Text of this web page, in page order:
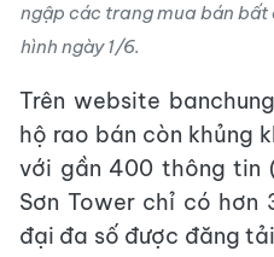
ngập các trang mua bán bất
hình ngày 1/6.
Trên website
hộ rao bán còn khủng
với gần 400 thông tin
Sơn Tower chỉ có hơn
đại đa số được đăng